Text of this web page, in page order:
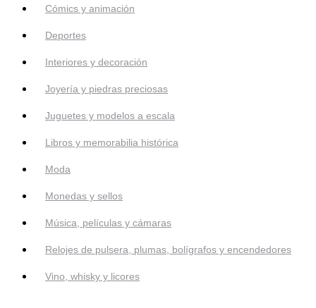
Cómics y animación
Deportes
Interiores y decoración
Joyería y piedras preciosas
Juguetes y modelos a escala
Libros y memorabilia histórica
Moda
Monedas y sellos
Música, películas y cámaras
Relojes de pulsera, plumas, bolígrafos y encendedores
Vino, whisky y licores